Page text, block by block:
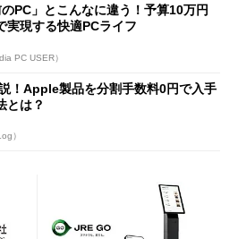
のPC」とこんなに違う！予算10万円
実現する快適PCライフ
PC USER）
！Apple製品を分割手数料0円で入手
とは？
）